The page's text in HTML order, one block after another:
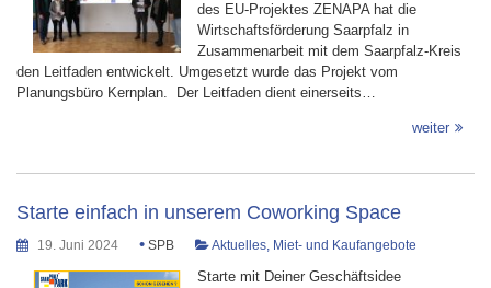
des EU-Projektes ZENAPA hat die
Wirtschaftsförderung Saarpfalz in
Zusammenarbeit mit dem Saarpfalz-Kreis
den Leitfaden entwickelt. Umgesetzt wurde das Projekt vom
Planungsbüro Kernplan. Der Leitfaden dient einerseits…
weiter
Starte einfach in unserem Coworking Space
19. Juni 2024 • SPB Aktuelles, Miet- und Kaufangebote
Starte mit Deiner Geschäftsidee